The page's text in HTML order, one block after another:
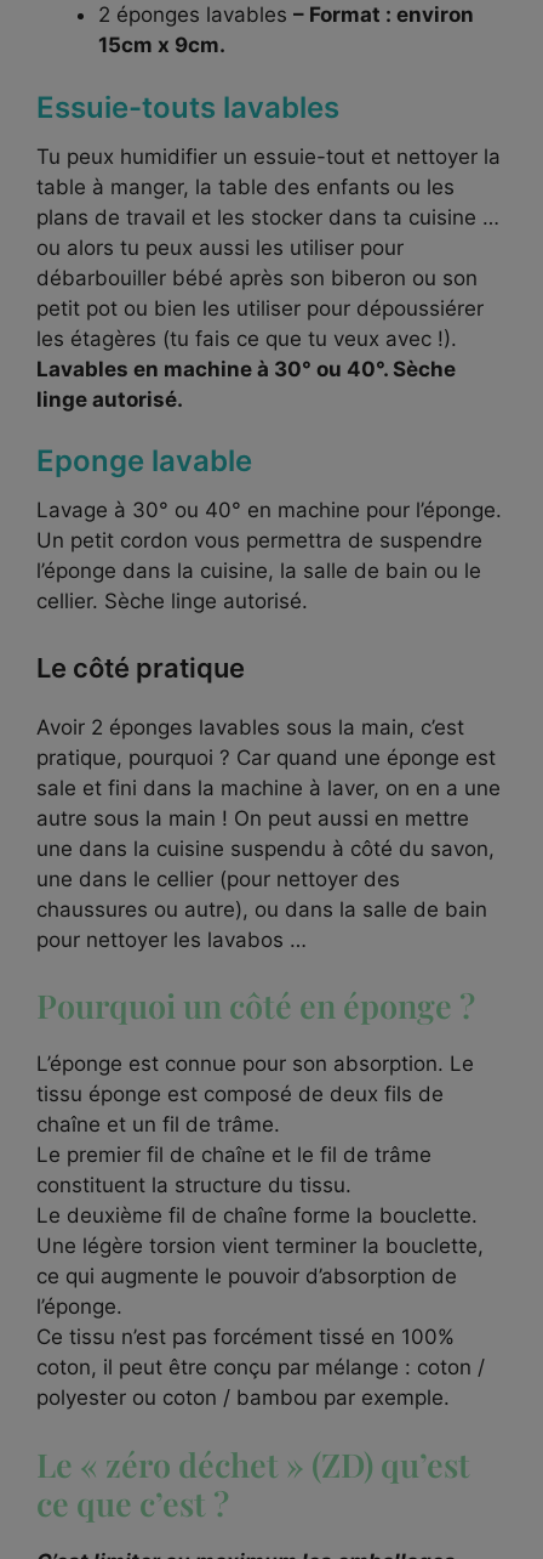
2 éponges lavables – Format : environ
15cm x 9cm.
Essuie-touts lavables
Tu peux humidifier un essuie-tout et nettoyer la
table à manger, la table des enfants ou les
plans de travail et les stocker dans ta cuisine …
ou alors tu peux aussi les utiliser pour
débarbouiller bébé après son biberon ou son
petit pot ou bien les utiliser pour dépoussiérer
les étagères (tu fais ce que tu veux avec !).
Lavables en machine à 30° ou 40°. Sèche
linge autorisé.
Eponge lavable
Lavage à 30° ou 40° en machine pour l’éponge.
Un petit cordon vous permettra de suspendre
l’éponge dans la cuisine, la salle de bain ou le
cellier. Sèche linge autorisé.
Le côté pratique
Avoir 2 éponges lavables sous la main, c’est
pratique, pourquoi ? Car quand une éponge est
sale et fini dans la machine à laver, on en a une
autre sous la main ! On peut aussi en mettre
une dans la cuisine suspendu à côté du savon,
une dans le cellier (pour nettoyer des
chaussures ou autre), ou dans la salle de bain
pour nettoyer les lavabos …
Pourquoi un côté en éponge ?
L’éponge est connue pour son absorption. Le
tissu éponge est composé de deux fils de
chaîne et un fil de trâme.
Le premier fil de chaîne et le fil de trâme
constituent la structure du tissu.
Le deuxième fil de chaîne forme la bouclette.
Une légère torsion vient terminer la bouclette,
ce qui augmente le pouvoir d’absorption de
l’éponge.
Ce tissu n’est pas forcément tissé en 100%
coton, il peut être conçu par mélange : coton /
polyester ou coton / bambou par exemple.
Le « zéro déchet » (ZD) qu’est
ce que c’est ?